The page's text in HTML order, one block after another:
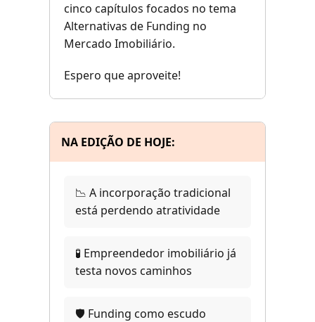
cinco capítulos focados no tema
Alternativas de Funding no
Mercado Imobiliário.
Espero que aproveite!
NA EDIÇÃO DE HOJE:
📉 A incorporação tradicional
está perdendo atratividade
🧪 Empreendedor imobiliário já
testa novos caminhos
🛡️ Funding como escudo